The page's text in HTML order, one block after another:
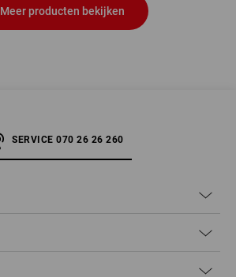
Meer producten bekijken
SERVICE 070 26 26 260